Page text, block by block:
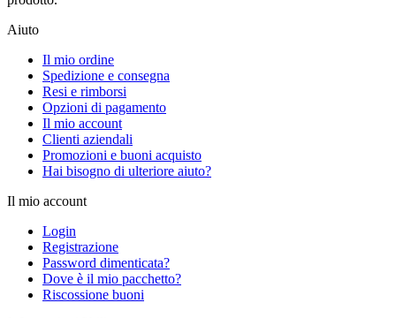
Aiuto
Il mio ordine
Spedizione e consegna
Resi e rimborsi
Opzioni di pagamento
Il mio account
Clienti aziendali
Promozioni e buoni acquisto
Hai bisogno di ulteriore aiuto?
Il mio account
Login
Registrazione
Password dimenticata?
Dove è il mio pacchetto?
Riscossione buoni